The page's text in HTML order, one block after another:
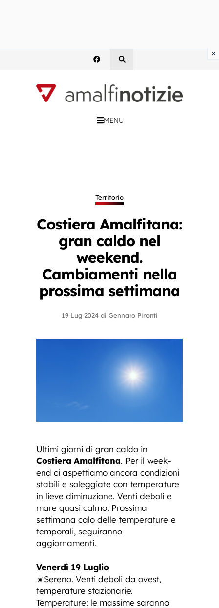
MENU
Territorio
Costiera Amalfitana:
gran caldo nel
weekend.
Cambiamenti nella
prossima settimana
19 Lug 2024 di Gennaro Pironti
Ultimi giorni di gran caldo in
Costiera Amalfitana. Per il week-
end ci aspettiamo ancora condizioni
stabili e soleggiate con temperature
in lieve diminuzione. Venti deboli e
mare quasi calmo. Prossima
settimana calo delle temperature e
temporali, seguiranno
aggiornamenti.
Venerdì 19 Luglio
☀️Sereno. Venti deboli da ovest,
temperature stazionarie.
Temperature: le massime saranno
×